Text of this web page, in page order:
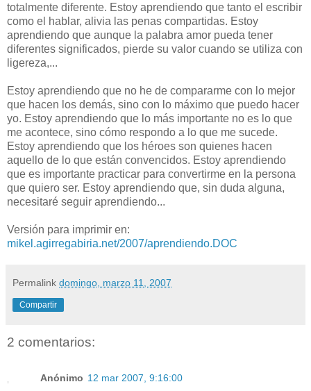
totalmente diferente. Estoy aprendiendo que tanto el escribir
como el hablar, alivia las penas compartidas. Estoy
aprendiendo que aunque la palabra amor pueda tener
diferentes significados, pierde su valor cuando se utiliza con
ligereza,...
Estoy aprendiendo que no he de compararme con lo mejor
que hacen los demás, sino con lo máximo que puedo hacer
yo. Estoy aprendiendo que lo más importante no es lo que
me acontece, sino cómo respondo a lo que me sucede.
Estoy aprendiendo que los héroes son quienes hacen
aquello de lo que están convencidos. Estoy aprendiendo
que es importante practicar para convertirme en la persona
que quiero ser. Estoy aprendiendo que, sin duda alguna,
necesitaré seguir aprendiendo...
Versión para imprimir en:
mikel.agirregabiria.net/2007/aprendiendo.DOC
Permalink domingo, marzo 11, 2007
Compartir
2 comentarios:
Anónimo 12 mar 2007, 9:16:00